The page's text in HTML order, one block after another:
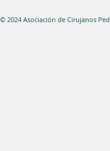
© 2024 Asociación